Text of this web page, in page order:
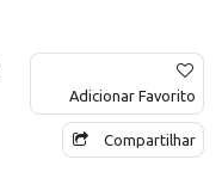
Adicionar Favorito
Compartilhar